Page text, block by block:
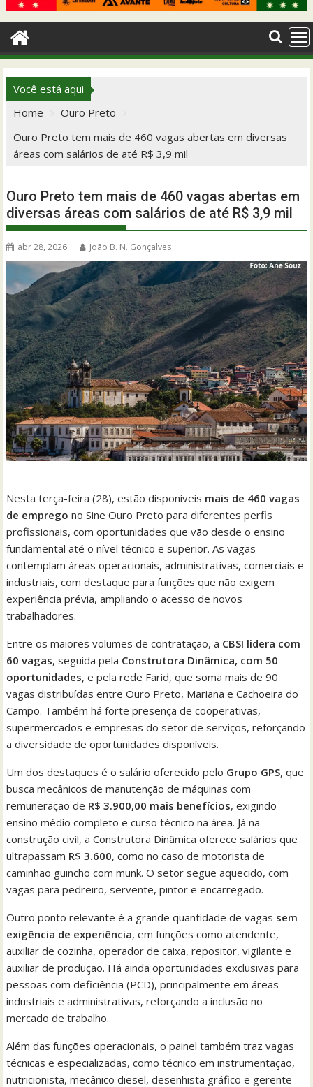
Você está aqui
Home
Ouro Preto
Ouro Preto tem mais de 460 vagas abertas em diversas
áreas com salários de até R$ 3,9 mil
Ouro Preto tem mais de 460 vagas abertas em
diversas áreas com salários de até R$ 3,9 mil
abr 28, 2026 João B. N. Gonçalves
Nesta terça-feira (28), estão disponíveis mais de 460 vagas
de emprego no Sine Ouro Preto para diferentes perfis
profissionais, com oportunidades que vão desde o ensino
fundamental até o nível técnico e superior. As vagas
contemplam áreas operacionais, administrativas, comerciais e
industriais, com destaque para funções que não exigem
experiência prévia, ampliando o acesso de novos
trabalhadores.
Entre os maiores volumes de contratação, a CBSI lidera com
60 vagas, seguida pela Construtora Dinâmica, com 50
oportunidades, e pela rede Farid, que soma mais de 90
vagas distribuídas entre Ouro Preto, Mariana e Cachoeira do
Campo. Também há forte presença de cooperativas,
supermercados e empresas do setor de serviços, reforçando
a diversidade de oportunidades disponíveis.
Um dos destaques é o salário oferecido pelo Grupo GPS, que
busca mecânicos de manutenção de máquinas com
remuneração de R$ 3.900,00 mais benefícios, exigindo
ensino médio completo e curso técnico na área. Já na
construção civil, a Construtora Dinâmica oferece salários que
ultrapassam R$ 3.600, como no caso de motorista de
caminhão guincho com munk. O setor segue aquecido, com
vagas para pedreiro, servente, pintor e encarregado.
Outro ponto relevante é a grande quantidade de vagas sem
exigência de experiência, em funções como atendente,
auxiliar de cozinha, operador de caixa, repositor, vigilante e
auxiliar de produção. Há ainda oportunidades exclusivas para
pessoas com deficiência (PCD), principalmente em áreas
industriais e administrativas, reforçando a inclusão no
mercado de trabalho.
Além das funções operacionais, o painel também traz vagas
técnicas e especializadas, como técnico em instrumentação,
nutricionista, mecânico diesel, desenhista gráfico e gerente